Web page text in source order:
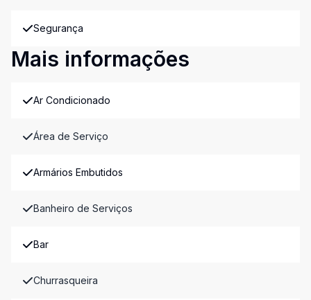
Segurança
Mais informações
Ar Condicionado
Área de Serviço
Armários Embutidos
Banheiro de Serviços
Bar
Churrasqueira